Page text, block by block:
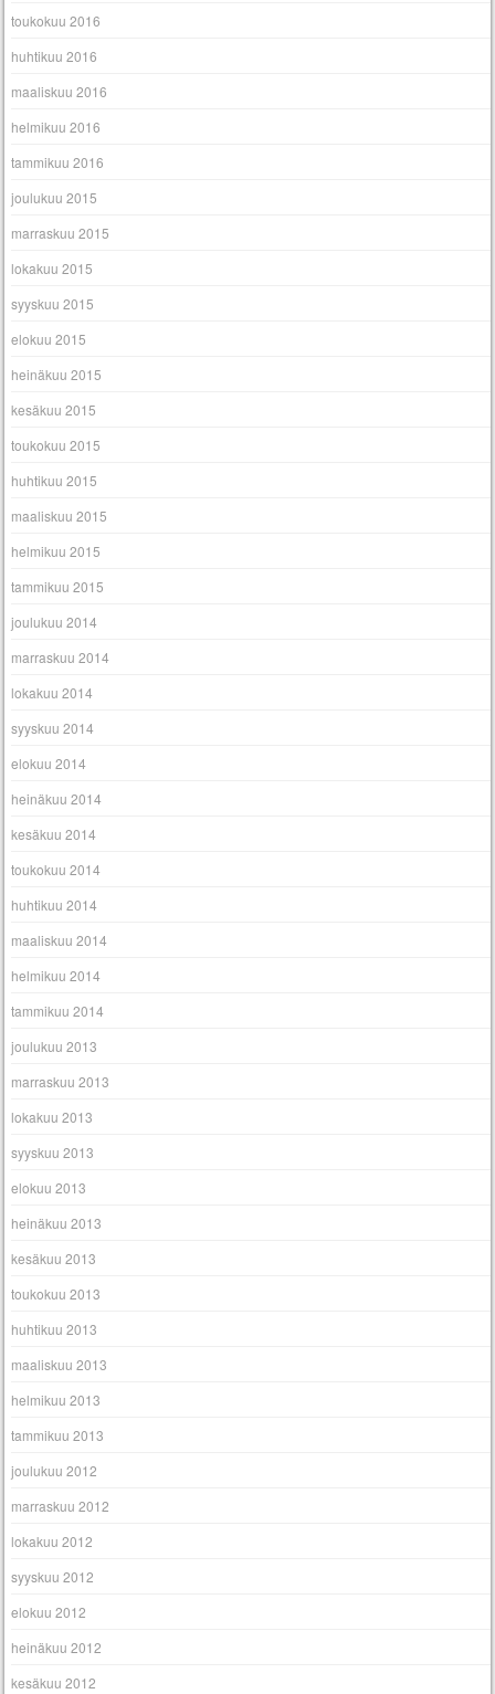
toukokuu 2016
huhtikuu 2016
maaliskuu 2016
helmikuu 2016
tammikuu 2016
joulukuu 2015
marraskuu 2015
lokakuu 2015
syyskuu 2015
elokuu 2015
heinäkuu 2015
kesäkuu 2015
toukokuu 2015
huhtikuu 2015
maaliskuu 2015
helmikuu 2015
tammikuu 2015
joulukuu 2014
marraskuu 2014
lokakuu 2014
syyskuu 2014
elokuu 2014
heinäkuu 2014
kesäkuu 2014
toukokuu 2014
huhtikuu 2014
maaliskuu 2014
helmikuu 2014
tammikuu 2014
joulukuu 2013
marraskuu 2013
lokakuu 2013
syyskuu 2013
elokuu 2013
heinäkuu 2013
kesäkuu 2013
toukokuu 2013
huhtikuu 2013
maaliskuu 2013
helmikuu 2013
tammikuu 2013
joulukuu 2012
marraskuu 2012
lokakuu 2012
syyskuu 2012
elokuu 2012
heinäkuu 2012
kesäkuu 2012